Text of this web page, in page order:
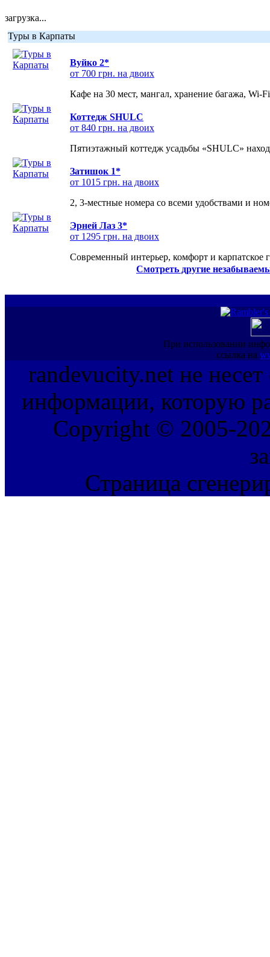
загрузка...
Туры в Карпаты
Вуйко 2*
от 700 грн. на двоих
Кафе на 30 мест, мангал, хранение багажа, Wi-
Коттедж SHULC
от 840 грн. на двоих
Пятиэтажный коттедж усадьбы «SHULC»
Затишок 1*
от 1015 грн. на двоих
2, 3-местные номера со всеми удобствами и
Эрней Лаз 3*
от 1295 грн. на двоих
Современный интерьер, комфорт и карпатское
Смотреть другие
При использовании
ссылка на
randevucity.net не несет
информации, которую
Copyright © 2005-
Страница